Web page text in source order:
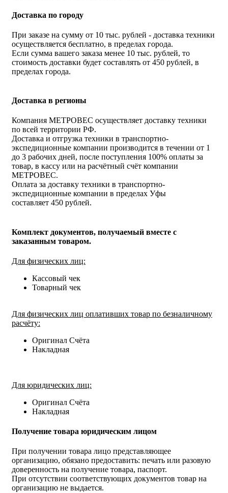
Доставка по городу
При заказе на сумму от 10 тыс. рублей - доставка техники
осуществляется бесплатно, в пределах города.
Если сумма вашего заказа менее 10 тыс. рублей, то
стоимость доставки будет составлять от 450 рублей, в
пределах города.
Доставка в регионы
Компания МЕТРОВЕС осуществляет доставку техники
по всей территории РФ.
Доставка и отгрузка техники в транспортно-
экспедиционные компании производится в течении от 1
до 3 рабочих дней, после поступления 100% оплаты за
товар, в кассу или на расчётный счёт компании
МЕТРОВЕС.
Оплата за доставку техники в транспортно-
экспедиционные компании в пределах Уфы
составляет 450 рублей.
Комплект документов, получаемый вместе с
заказанным товаром.
Для физических лиц:
Кассовый чек
Товарный чек
Для физических лиц оплативших товар по безналичному
расчёту:
Оригинал Счёта
Накладная
Для юридических лиц:
Оригинал Счёта
Накладная
Получение товара юридическим лицом
При получении товара лицо представляющее
организацию, обязано предоставить: печать или разовую
доверенность на получение товара, паспорт.
При отсутствии соответствующих документов товар на
организацию не выдается.